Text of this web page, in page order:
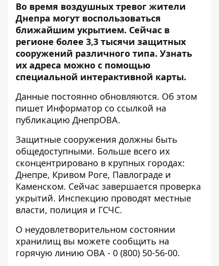
Во время воздушных тревог жители
Днепра могут воспользоваться
ближайшим укрытием. Сейчас в
регионе более 3,3 тысячи защитных
сооружений различного типа. Узнать
их адреса можно с помощью
специальной интерактивной карты.
Данные постоянно обновляются. Об этом
пишет Информатор со ссылкой на
публикацию ДнепрОВА.
Защитные сооружения должны быть
общедоступными. Больше всего их
сконцентрировано в крупных городах:
Днепре, Кривом Роге, Павлограде и
Каменском. Сейчас завершается проверка
укрытий. Инспекцию проводят местные
власти, полиция и ГСЧС.
О неудовлетворительном состоянии
хранилищ вы можете сообщить на
горячую линию ОВА - 0 (800) 50-56-00.